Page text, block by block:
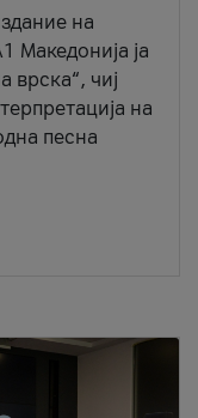
на
Македонија ја
врска“, чиј
на
песна